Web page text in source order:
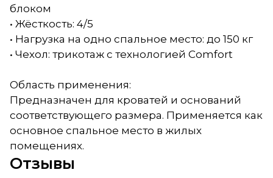
блоком
• Жёсткость: 4/5
• Нагрузка на одно спальное место: до 150 кг
• Чехол: трикотаж с технологией Comfort
Область применения:
Предназначен для кроватей и оснований
соответствующего размера. Применяется как
основное спальное место в жилых
помещениях.
Отзывы